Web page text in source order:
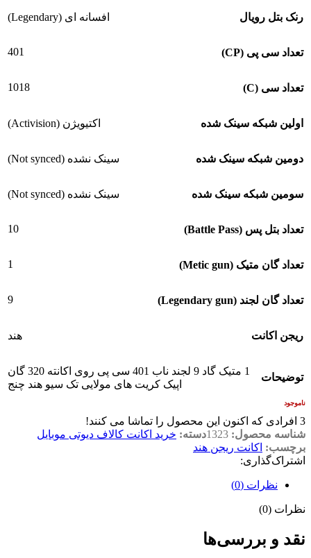
رنک بتل رویال افسانه ای (Legendary)
تعداد سی پی (CP) 401
تعداد سی (C) 1018
اولین شبکه سینک شده اکتیویژن (Activision)
دومین شبکه سینک شده سینک نشده (Not synced)
سومین شبکه سینک شده سینک نشده (Not synced)
تعداد بتل پس (Battle Pass) 10
تعداد گان متیک (Metic gun) 1
تعداد گان لجند (Legendary gun) 9
ریجن اکانت هند
توضیحات
1 متیک گاد 9 لجند ناب 401 سی پی روی اکانته 320 گان
اپیک کریت های مولایی تک سیو هند چنج
ناموجود
3 افرادی که اکنون این محصول را تماشا می کنند!
شناسه محصول: 1323دسته: خرید اکانت کالاف دیوتی موبایل
برچسب: اکانت ریجن هند
اشتراک‌گذاری:
نظرات (0)
نظرات (0)
نقد و بررسی‌ها